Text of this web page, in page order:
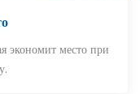
экономит место при